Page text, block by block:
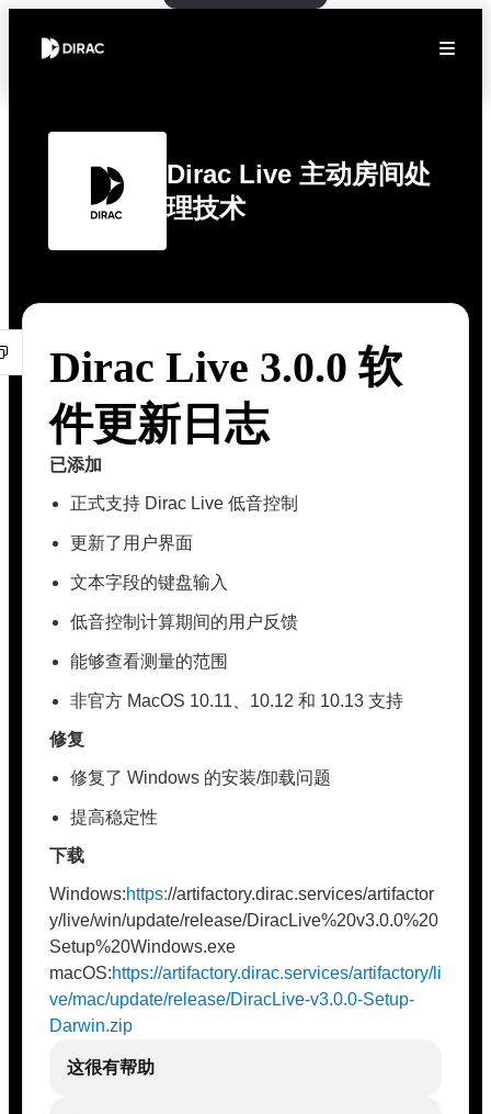
Dirac Live 主动房间处
理技术
Dirac Live 3.0.0 软
件更新日志
已添加
正式支持 Dirac Live 低音控制
更新了用户界面
文本字段的键盘输入
低音控制计算期间的用户反馈
能够查看测量的范围
非官方 MacOS 10.11、10.12 和 10.13 支持
修复
修复了 Windows 的安装/卸载问题
提高稳定性
下载
Windows:https://artifactory.dirac.services/artifactor
y/live/win/update/release/DiracLive%20v3.0.0%20
Setup%20Windows.exe
macOS:https://artifactory.dirac.services/artifactory/li
ve/mac/update/release/DiracLive-v3.0.0-Setup-
Darwin.zip
这很有帮助